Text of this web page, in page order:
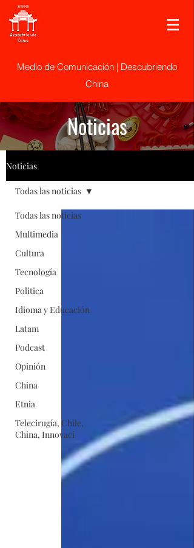
Medio de Comunicación | Descubriendo
China
Noticias
Noticias
Todas las noticias
Multimedia
Cultura
Tecnología
Politica
Idioma y Educación
Latam
Podcast
Opinión
China
Etnia
Telecirugía, Chile,
China, Innovaci
Todas las noticias